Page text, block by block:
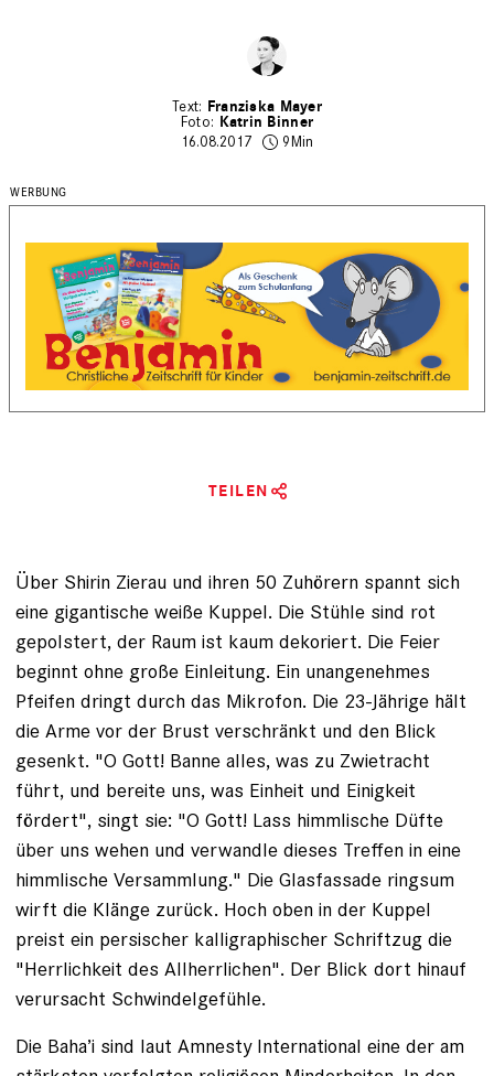
Franziska Mayer
Katrin Binner
16.08.2017
9Min
TEILEN
Über Shirin Zierau und ihren 50 Zuhörern spannt sich
eine gigantische weiße Kuppel. Die Stühle sind rot
gepolstert, der Raum ist kaum dekoriert. Die Feier
beginnt ohne große Ein­leitung. Ein unangenehmes
Pfeifen dringt durch das Mikrofon. Die 23-Jährige hält
die Arme vor der Brust verschränkt und den Blick
gesenkt. "O Gott! Banne alles, was zu Zwietracht
führt, und bereite uns, was Einheit und Einigkeit
fördert", singt sie: "O Gott! Lass himmlische Düfte
über uns wehen und verwandle dieses Treffen in eine
himmlische Versammlung." Die Glasfassade ringsum
wirft die Klänge zurück. Hoch oben in der Kuppel
preist ein persischer kalligraphischer Schriftzug die
"Herrlichkeit des Allherrlichen". Der Blick dort hinauf
verursacht Schwindelgefühle.
Die Baha’i sind laut Amnesty International eine der am